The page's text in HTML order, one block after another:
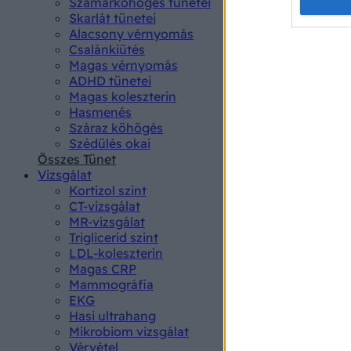
Skarlát tünetei
Alacsony vérnyomás
Csalánkiütés
Magas vérnyomás
ADHD tünetei
Magas koleszterin
Hasmenés
Száraz köhögés
Szédülés okai
Összes Tünet
Vizsgálat
Kortizol szint
CT-vizsgálat
MR-vizsgálat
Triglicerid szint
LDL-koleszterin
Magas CRP
Mammográfia
EKG
Hasi ultrahang
Mikrobiom vizsgálat
Vérvétel